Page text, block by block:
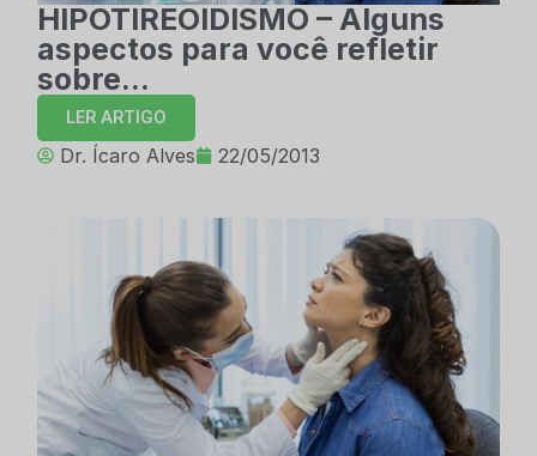
HIPOTIREOIDISMO – Alguns
aspectos para você refletir
sobre…
LER ARTIGO
Dr. Ícaro Alves 22/05/2013